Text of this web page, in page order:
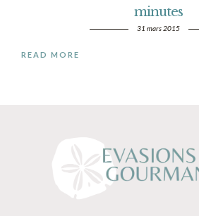
minutes
31 mars 2015
READ MORE